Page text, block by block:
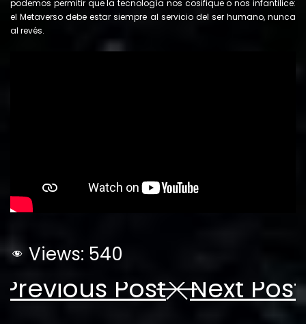
podemos permitir que la tecnología nos cosifique o nos infantilice:
el Metaverso debe estar siempre al servicio del ser humano, nunca
al revés.
Views: 540
Previous Post Next Post